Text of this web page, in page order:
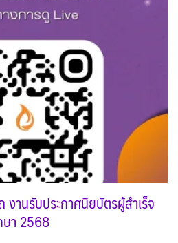
งานรับประกาศนียบัตรผู้สำเร็จ
ษา 2568